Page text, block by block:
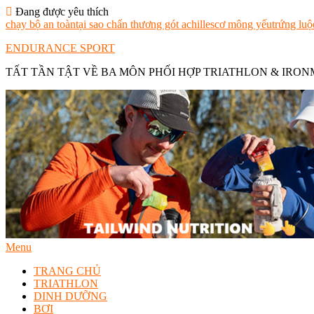
Skip
To
Đang được yêu thích
chạy bộ an toàntại sao chấn thương gót achillescơ mông yếutrứng
ENDURANCE SPORT
TẤT TẦN TẬT VỀ BA MÔN PHỐI HỢP TRIATHLON &
Menu
TRANG CHỦ
TRIATHLON
DINH DƯỠNG
BƠI